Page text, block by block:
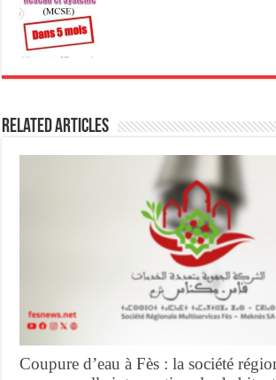
Related Articles
Coupure d’eau à Fès : la société